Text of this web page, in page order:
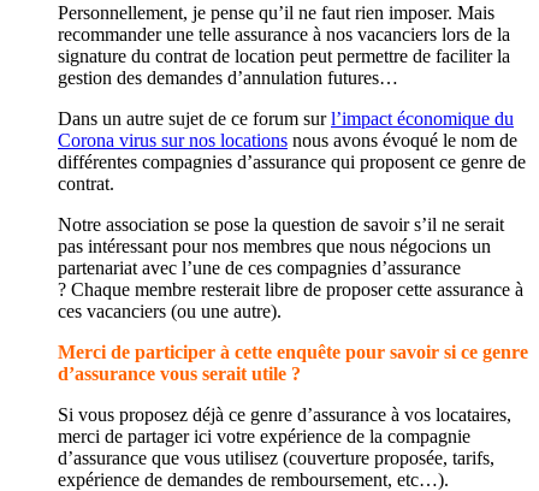
Personnellement, je pense qu’il ne faut rien imposer. Mais
recommander une telle assurance à nos vacanciers lors de la
signature du contrat de location peut permettre de faciliter la
gestion des demandes d’annulation futures…
Dans un autre sujet de ce forum surl’impact économique du
Corona virus sur nos locations nous avons évoqué le nom de
différentes compagnies d’assurance qui proposent ce genre de
contrat.
Notre association se pose la question de savoir s’il ne serait
pas intéressant pour nos membres que nous négocions un
partenariat avec l’une de ces compagnies d’assurance
? Chaque membre resterait libre de proposer cette assurance à
ces vacanciers (ou une autre).
Merci de participer à cette enquête pour savoir si ce genre
d’assurance vous serait utile ?
Si vous proposez déjà ce genre d’assurance à vos locataires,
merci de partager ici votre expérience de la compagnie
d’assurance que vous utilisez (couverture proposée, tarifs,
expérience de demandes de remboursement, etc…).